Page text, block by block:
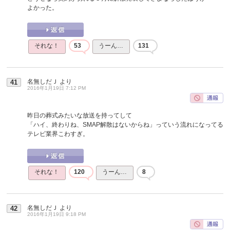
よかった。
それな！ 53 うーん… 131
41 名無しだＪ より
2016年1月19日 7:12 PM
昨日の葬式みたいな放送を持ってして
「ハイ、終わりね、SMAP解散はないからね」っていう流れになってる
テレビ業界こわすぎ。
それな！ 120 うーん… 8
42 名無しだＪ より
2016年1月19日 9:18 PM